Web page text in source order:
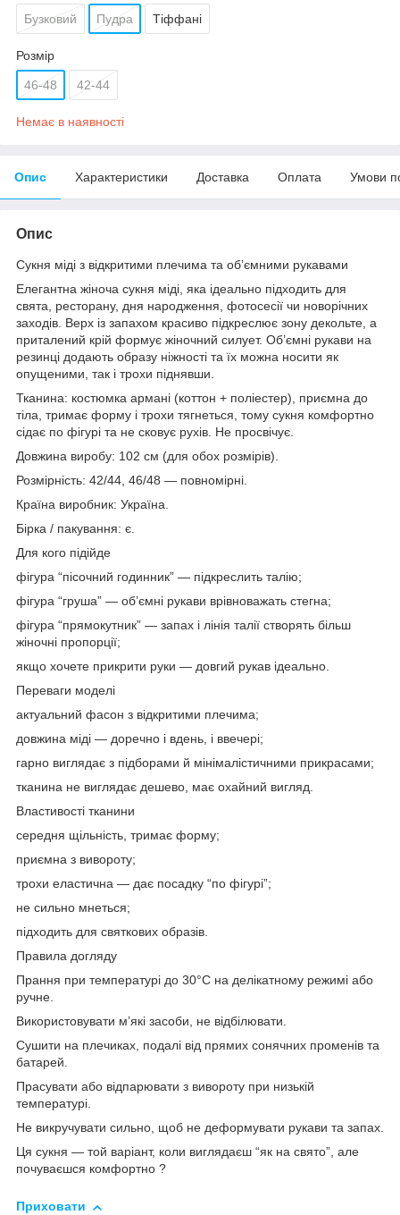
Бузковий Пудра Тіффані
Розмір
46-48 42-44
Немає в наявності
Опис Характеристики Доставка Оплата Умови
Опис
Сукня міді з відкритими плечима та об’ємними рукавами
Елегантна жіноча сукня міді, яка ідеально підходить для
свята, ресторану, дня народження, фотосесії чи новорічних
заходів. Верх із запахом красиво підкреслює зону декольте, а
приталений крій формує жіночний силует. Об’ємні рукави на
резинці додають образу ніжності та їх можна носити як
опущеними, так і трохи піднявши.
Тканина: костюмка армані (коттон + поліестер), приємна до
тіла, тримає форму і трохи тягнеться, тому сукня комфортно
сідає по фігурі та не сковує рухів. Не просвічує.
Довжина виробу: 102 см (для обох розмірів).
Розмірність: 42/44, 46/48 — повномірні.
Країна виробник: Україна.
Бірка / пакування: є.
Для кого підійде
фігура “пісочний годинник” — підкреслить талію;
фігура “груша” — об’ємні рукави врівноважать стегна;
фігура “прямокутник” — запах і лінія талії створять більш
жіночні пропорції;
якщо хочете прикрити руки — довгий рукав ідеально.
Переваги моделі
актуальний фасон з відкритими плечима;
довжина міді — доречно і вдень, і ввечері;
гарно виглядає з підборами й мінімалістичними прикрасами;
тканина не виглядає дешево, має охайний вигляд.
Властивості тканини
середня щільність, тримає форму;
приємна з вивороту;
трохи еластична — дає посадку “по фігурі”;
не сильно мнеться;
підходить для святкових образів.
Правила догляду
Прання при температурі до 30°C на делікатному режимі або
ручне.
Використовувати м’які засоби, не відбілювати.
Сушити на плечиках, подалі від прямих сонячних променів та
батарей.
Прасувати або відпарювати з вивороту при низькій
температурі.
Не викручувати сильно, щоб не деформувати рукави та запах.
Ця сукня — той варіант, коли виглядаєш “як на свято”, але
почуваєшся комфортно ?
Приховати